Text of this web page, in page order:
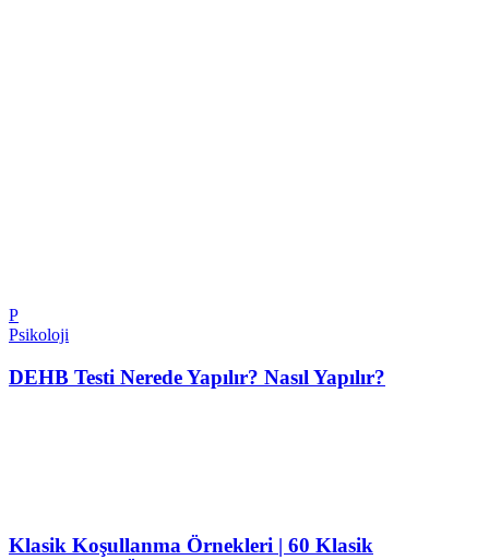
P
Psikoloji
DEHB Testi Nerede Yapılır? Nasıl Yapılır?
Klasik Koşullanma Örnekleri | 60 Klasik